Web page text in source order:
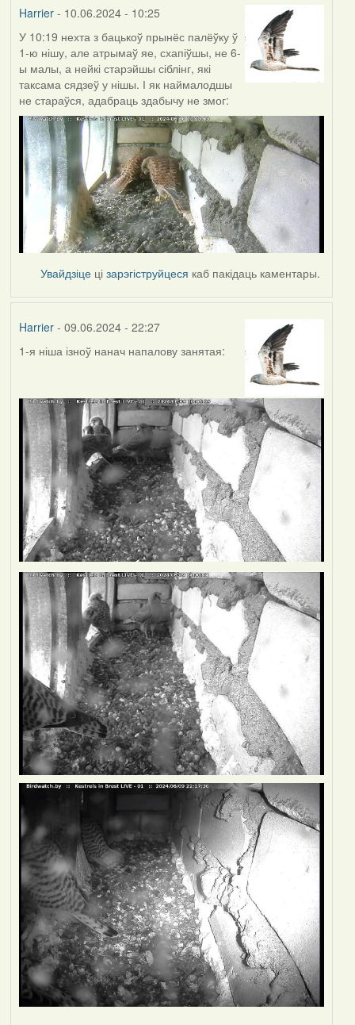
Harrier- 10.06.2024 - 10:25
У 10:19 нехта з бацькоў прынёс палёўку ў
1-ю нішу, але атрымаў яе, схапіўшы, не 6-
ы малы, а нейкі старэйшы сіблінг, які
таксама сядзеў у нішы. І як наймалодшы
не стараўся, адабраць здабычу не змог:
Увайдзіце цізарэгіструйцеся каб пакідаць каментары.
Harrier- 09.06.2024 - 22:27
1-я ніша ізноў нанач напалову занятая: